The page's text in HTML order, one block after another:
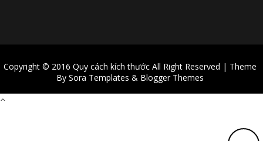
Copyright © 2016 Quy cách kích thướcAll Right Reserved | Theme
By Sora Templates & Blogger Themes